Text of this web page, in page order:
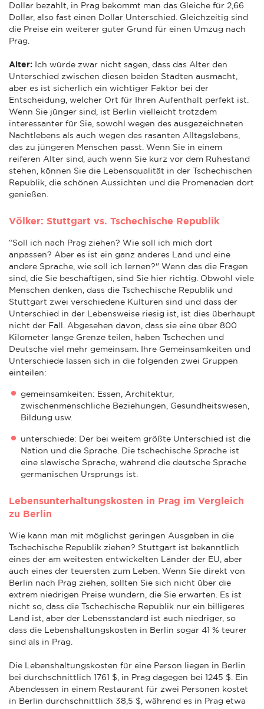
Dollar bezahlt, in Prag bekommt man das Gleiche für 2,66
Dollar, also fast einen Dollar Unterschied. Gleichzeitig sind
die Preise ein weiterer guter Grund für einen Umzug nach
Prag.
Alter: Ich würde zwar nicht sagen, dass das Alter den
Unterschied zwischen diesen beiden Städten ausmacht,
aber es ist sicherlich ein wichtiger Faktor bei der
Entscheidung, welcher Ort für Ihren Aufenthalt perfekt ist.
Wenn Sie jünger sind, ist Berlin vielleicht trotzdem
interessanter für Sie, sowohl wegen des ausgezeichneten
Nachtlebens als auch wegen des rasanten Alltagslebens,
das zu jüngeren Menschen passt. Wenn Sie in einem
reiferen Alter sind, auch wenn Sie kurz vor dem Ruhestand
stehen, können Sie die Lebensqualität in der Tschechischen
Republik, die schönen Aussichten und die Promenaden dort
genießen.
Völker: Stuttgart vs. Tschechische Republik
“Soll ich nach Prag ziehen? Wie soll ich mich dort
anpassen? Aber es ist ein ganz anderes Land und eine
andere Sprache, wie soll ich lernen?" Wenn das die Fragen
sind, die Sie beschäftigen, sind Sie hier richtig. Obwohl viele
Menschen denken, dass die Tschechische Republik und
Stuttgart zwei verschiedene Kulturen sind und dass der
Unterschied in der Lebensweise riesig ist, ist dies überhaupt
nicht der Fall. Abgesehen davon, dass sie eine über 800
Kilometer lange Grenze teilen, haben Tschechen und
Deutsche viel mehr gemeinsam. Ihre Gemeinsamkeiten und
Unterschiede lassen sich in die folgenden zwei Gruppen
einteilen:
gemeinsamkeiten: Essen, Architektur,
zwischenmenschliche Beziehungen, Gesundheitswesen,
Bildung usw.
unterschiede: Der bei weitem größte Unterschied ist die
Nation und die Sprache. Die tschechische Sprache ist
eine slawische Sprache, während die deutsche Sprache
germanischen Ursprungs ist.
Lebensunterhaltungskosten in Prag im Vergleich
zu Berlin
Wie kann man mit möglichst geringen Ausgaben in die
Tschechische Republik ziehen? Stuttgart ist bekanntlich
eines der am weitesten entwickelten Länder der EU, aber
auch eines der teuersten zum Leben. Wenn Sie direkt von
Berlin nach Prag ziehen, sollten Sie sich nicht über die
extrem niedrigen Preise wundern, die Sie erwarten. Es ist
nicht so, dass die Tschechische Republik nur ein billigeres
Land ist, aber der Lebensstandard ist auch niedriger, so
dass die Lebenshaltungskosten in Berlin sogar 41 % teurer
sind als in Prag.
Die Lebenshaltungskosten für eine Person liegen in Berlin
bei durchschnittlich 1761 $, in Prag dagegen bei 1245 $. Ein
Abendessen in einem Restaurant für zwei Personen kostet
in Berlin durchschnittlich 38,5 $, während es in Prag etwa